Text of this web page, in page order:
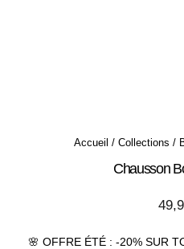
Accueil / Collections /
Chausson
Prix
🌸 OFFRE ÉTÉ : -20% SUR